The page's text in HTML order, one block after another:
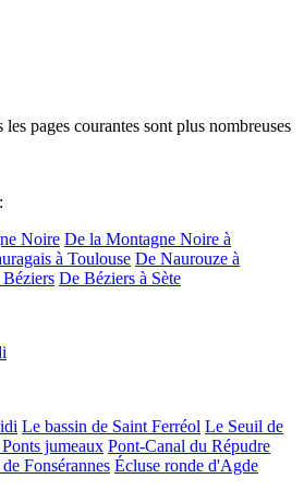
les pages courantes sont plus nombreuses
Noire De la Montagne Noire à
à Toulouse De Naurouze à
De Béziers à Sète
Le bassin de Saint Ferréol Le Seuil de
jumeaux Pont-Canal du Répudre
Fonsérannes Écluse ronde d'Agde